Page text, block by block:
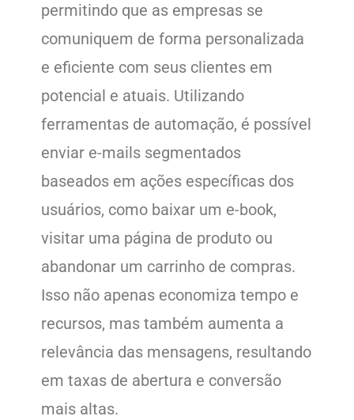
permitindo que as empresas se
comuniquem de forma personalizada
e eficiente com seus clientes em
potencial e atuais. Utilizando
ferramentas de automação, é possível
enviar e-mails segmentados
baseados em ações específicas dos
usuários, como baixar um e-book,
visitar uma página de produto ou
abandonar um carrinho de compras.
Isso não apenas economiza tempo e
recursos, mas também aumenta a
relevância das mensagens, resultando
em taxas de abertura e conversão
mais altas.